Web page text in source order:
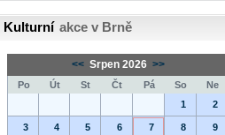
Kulturní akce v Brně
<< Srpen 2026 >>
Po Út St Čt Pá So
Ne
1
2
3 4 5 6 7 8 9